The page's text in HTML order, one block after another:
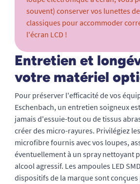
souvent) conserver vos lunettes
classiques pour accommoder
l'écran LCD !
Entretien et
votre matériel
Pour préserver l'efficacité de vos
Eschenbach, un entretien soigneux
jamais d'essuie-tout ou de tissus
créer des micro-rayures. Privilégiez
microfibre fournis avec vos loupes,
éventuellement à un spray nettoyant
alcool agressif. Les ampoules LED
dispositifs de la marque sont